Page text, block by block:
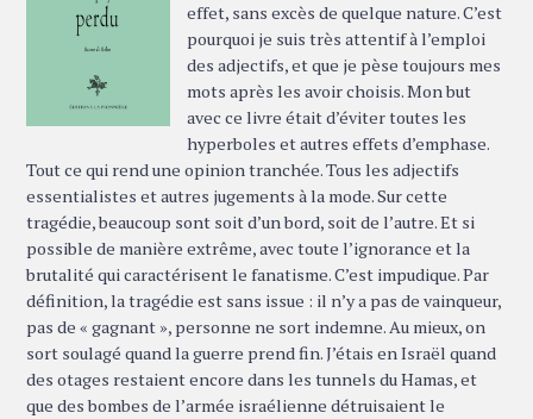
effet, sans excès de quelque nature. C’est
pourquoi je suis très attentif à l’emploi
des adjectifs, et que je pèse toujours mes
mots après les avoir choisis. Mon but
avec ce livre était d’éviter toutes les
hyperboles et autres effets d’emphase.
Tout ce qui rend une opinion tranchée. Tous les adjectifs
essentialistes et autres jugements à la mode. Sur cette
tragédie, beaucoup sont soit d’un bord, soit de l’autre. Et si
possible de manière extrême, avec toute l’ignorance et la
brutalité qui caractérisent le fanatisme. C’est impudique. Par
définition, la tragédie est sans issue : il n’y a pas de vainqueur,
pas de « gagnant », personne ne sort indemne. Au mieux, on
sort soulagé quand la guerre prend fin. J’étais en Israël quand
des otages restaient encore dans les tunnels du Hamas, et
que des bombes de l’armée israélienne détruisaient le